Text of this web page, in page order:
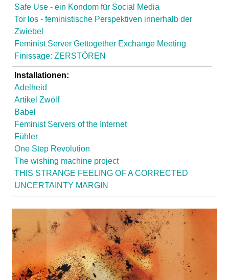
Safe Use - ein Kondom für Social Media
Tor los - feministische Perspektiven innerhalb der
Zwiebel
Feminist Server Gettogether Exchange Meeting
Finissage: ZERSTÖREN
Installationen:
Adelheid
Artikel Zwölf
Babel
Feminist Servers of the Internet
Fühler
One Step Revolution
The wishing machine project
THIS STRANGE FEELING OF A CORRECTED
UNCERTAINTY MARGIN